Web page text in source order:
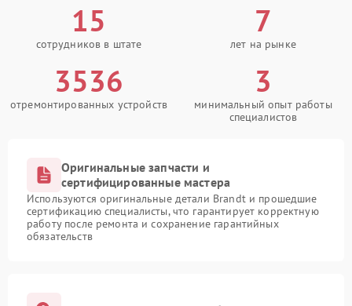
15
сотрудников в штате
7
лет на рынке
3536
отремонтированных устройств
3
минимальный опыт работы
специалистов
Оригинальные запчасти и
сертифицированные мастера
Используются оригинальные детали Brandt и прошедшие
сертификацию специалисты, что гарантирует корректную
работу после ремонта и сохранение гарантийных
обязательств